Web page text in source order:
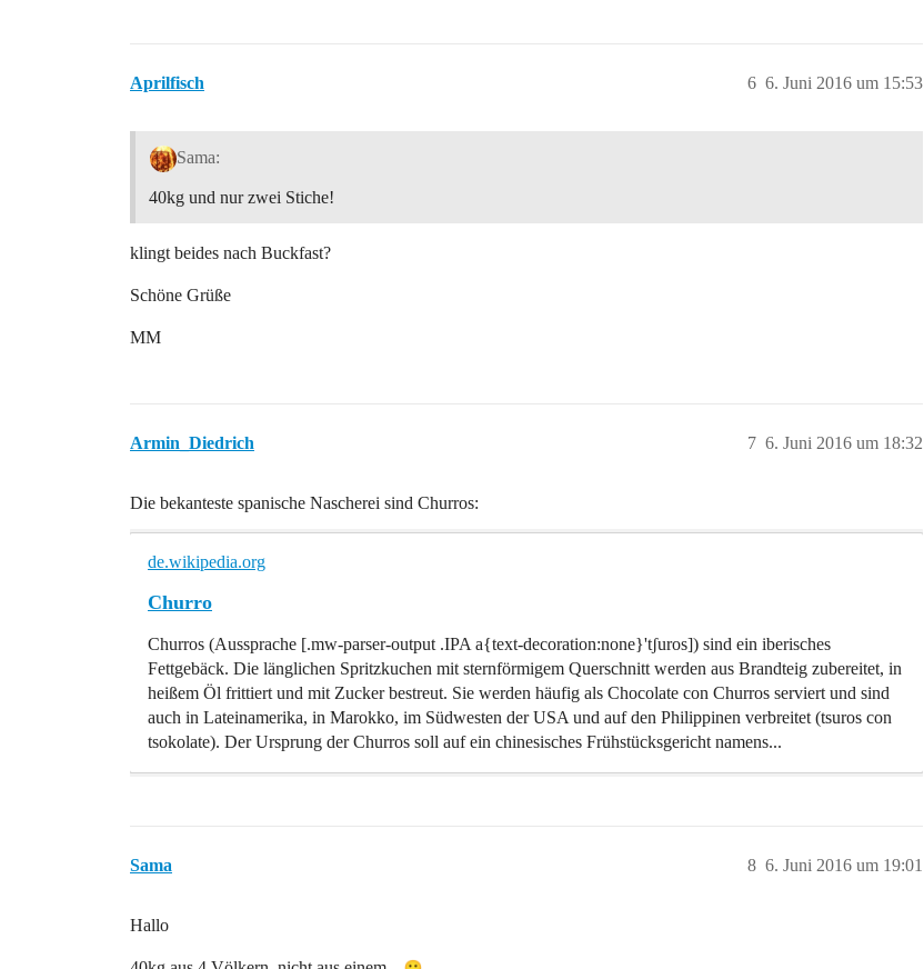
Aprilfisch 6. Juni 2016 um 15:53
6
Sama:
40kg und nur zwei Stiche!
klingt beides nach Buckfast?
Schöne Grüße
MM
Armin_Diedrich 6. Juni 2016 um 18:32
7
Die bekanteste spanische Nascherei sind Churros:
de.wikipedia.org
Churro
Churros (Aussprache [.mw-parser-output .IPA a{text-decoration:none}'tʃuros]) sind ein iberisches
Fettgebäck. Die länglichen Spritzkuchen mit sternförmigem Querschnitt werden aus Brandteig zubereitet, in
heißem Öl frittiert und mit Zucker bestreut. Sie werden häufig als Chocolate con Churros serviert und sind
auch in Lateinamerika, in Marokko, im Südwesten der USA und auf den Philippinen verbreitet (tsuros con
tsokolate). Der Ursprung der Churros soll auf ein chinesisches Frühstücksgericht namens...
Sama 6. Juni 2016 um 19:01
8
Hallo